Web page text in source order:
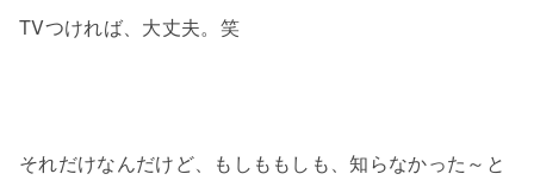
TVつければ、大丈夫。笑
それだけなんだけど、もしももしも、知らなかった～と